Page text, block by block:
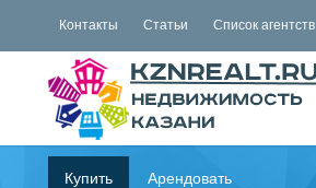
Контакты Статьи Список агентств
Купить Арендовать